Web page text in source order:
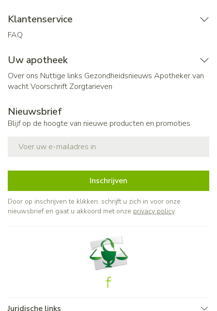
Klantenservice
FAQ
Uw apotheek
Over ons Nuttige links Gezondheidsnieuws Apotheker van
wachtVoorschrift Zorgtarieven
Nieuwsbrief
Blijf op de hoogte van nieuwe producten en promoties
Inschrijven
Door op inschrijven te klikken, schrijft u zich in voor onze
nieuwsbrief en gaat u akkoord met onze privacy policy.
Juridische links